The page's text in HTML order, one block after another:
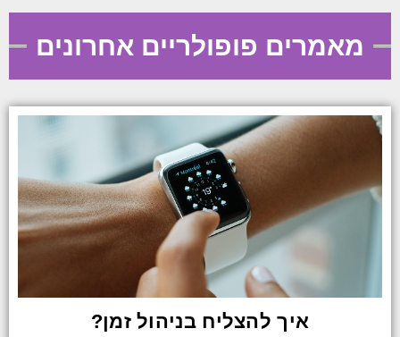
מאמרים פופולריים אחרונים
איך להצליח בניהול זמן?